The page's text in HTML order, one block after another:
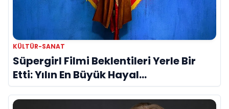
KÜLTÜR-SANAT
Süpergirl Filmi Beklentileri Yerle Bir
Etti: Yılın En Büyük Hayal
Kırıklıklarından Biri mi?